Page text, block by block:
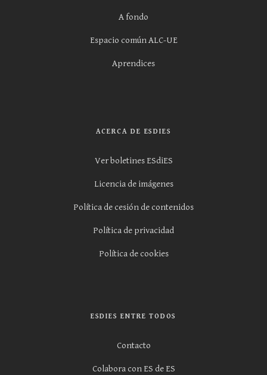
A fondo
Espacio común ALC-UE
Aprendices
ACERCA DE ESDIES
Ver boletines ESdiES
Licencia de imágenes
Política de cesión de contenidos
Política de privacidad
Política de cookies
ESDIES ENTRE TODOS
Contacto
Colabora con ES de ES